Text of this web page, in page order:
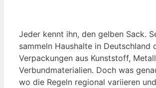
Jeder kennt ihn, den gelben Sack.
sammeln Haushalte in Deutschland
Verpackungen aus Kunststoff,
Verbundmaterialien. Doch was
wo die Regeln regional variieren